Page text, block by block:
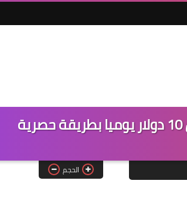
ترافيك اربيتراج لزيادة ارباح Adsterra ربح اكثر من 10 دولار يوميا بطريقة حصرية
الحجم